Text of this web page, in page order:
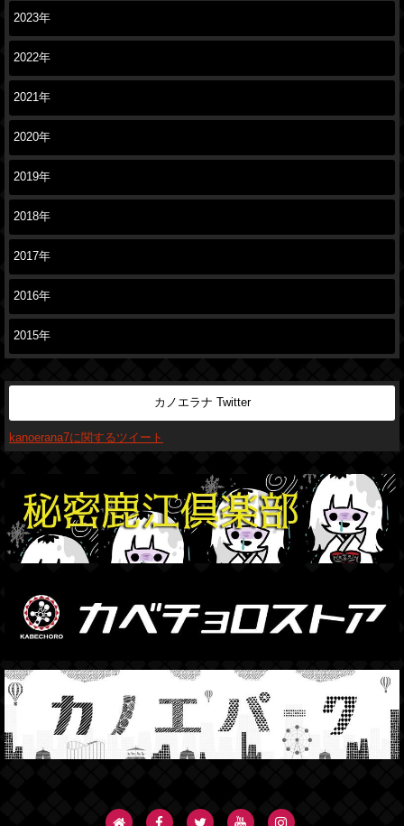
2023年
2022年
2021年
2020年
2019年
2018年
2017年
2016年
2015年
カノエラナ Twitter
kanoerana7に関するツイート